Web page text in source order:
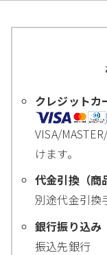
クレジットカ
VISA/
けます。
代金引換（商
別途代金引換
銀行振り込み
振込先銀行